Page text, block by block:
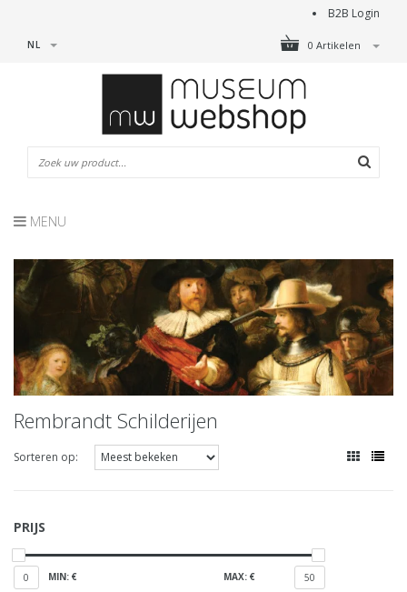
B2B Login
0 Artikelen
NL
MENU
Rembrandt Schilderijen
Sorteren op:
PRIJS
0 MIN: € MAX: € 50